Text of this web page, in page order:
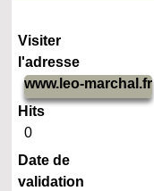
Visiter
l'adresse
www.leo-marchal.fr
Hits
0
Date de
validation